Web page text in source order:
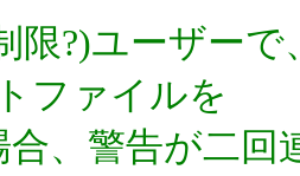
限?)ユーザー
ファイルを
合、警告が二